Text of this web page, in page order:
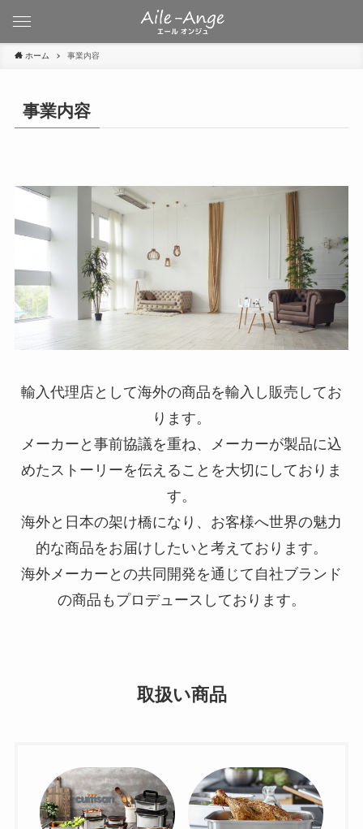
ホーム 事業内容
事業内容
輸入代理店として海外の商品を輸入し販売してお
ります。
メーカーと事前協議を重ね、メーカーが製品に込
めたストーリーを伝えることを大切にしておりま
す。
海外と日本の架け橋になり、お客様へ世界の魅力
的な商品をお届けしたいと考えております。
海外メーカーとの共同開発を通じて自社ブランド
の商品もプロデュースしております。
取扱い商品